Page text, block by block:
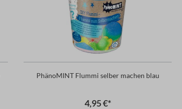
PhänoMINT Flummi selber machen blau
4,95 €*